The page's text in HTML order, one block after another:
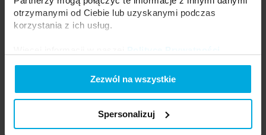
otrzymanymi od Ciebie lub uzyskanymi podczas
korzystania z ich usług.
Zezwól na wszystkie
Spersonalizuj
Kształt obudowy szynoprzewody:
Ilość faz szynoprzewody:
1
Skontaktuj się z Twoim
lokalnym dystrybutorem
Stan magazynowy: średnio